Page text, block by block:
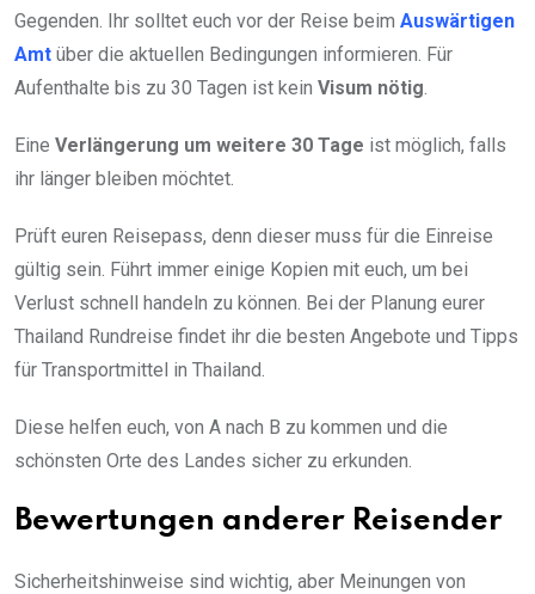
Gegenden. Ihr solltet euch vor der Reise beim Auswärtigen
Amt über die aktuellen Bedingungen informieren. Für
Aufenthalte bis zu 30 Tagen ist kein Visum nötig
Eine Verlängerung um weitere 30 Tage ist möglich, falls
ihr länger bleiben möchtet.
Prüft euren Reisepass, denn dieser muss für die Einreise
gültig sein. Führt immer einige Kopien mit euch, um bei
Verlust schnell handeln zu können. Bei der Planung eurer
Thailand Rundreise findet ihr die besten Angebote und Tipps
für Transportmittel in Thailand.
Diese helfen euch, von A nach B zu kommen und die
schönsten Orte des Landes sicher zu erkunden.
Bewertungen anderer Reisender
Sicherheitshinweise sind wichtig, aber Meinungen von